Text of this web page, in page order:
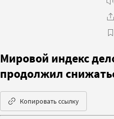
Мировой индекс
продолжил
Копировать ссылку